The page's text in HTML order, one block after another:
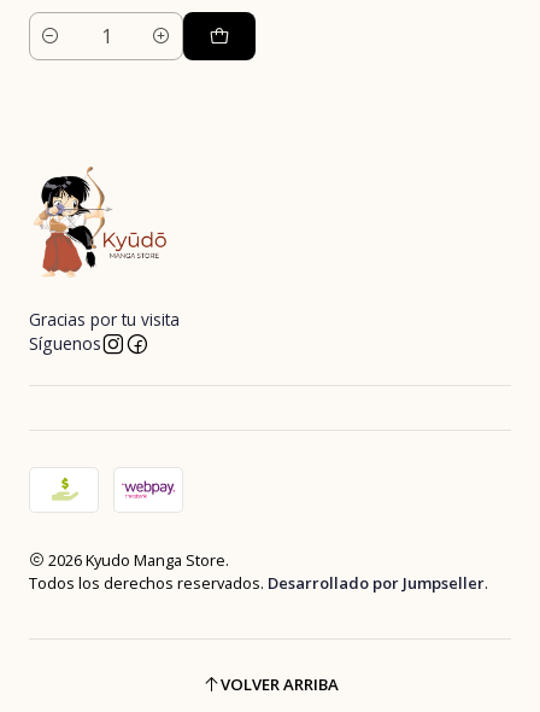
Cantidad
Gracias por tu visita
Síguenos
2026 Kyudo Manga Store.
Todos los derechos reservados. Desarrollado por Jumpseller.
VOLVER ARRIBA